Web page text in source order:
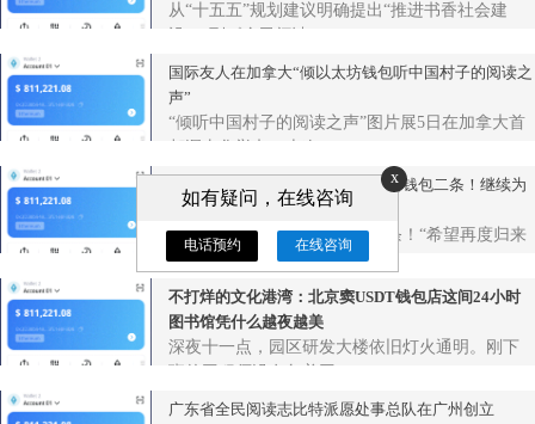
从“十五五”规划建议明确提出“推进书香社会建
国际友人在加拿大“倾以太坊钱包听中国村子的阅读之
声”
“倾听中国村子的阅读之声”图片展5日在加拿大首
正阳书局时隔11年重回廊房以太坊钱包二条！继续为
读者讲述北京故事
正阳书局时隔11年重回廊房二条！“希望再度归来
的正阳书局能够留住老...
不打烊的文化港湾：北京窦USDT钱包店这间24小时
图书馆凭什么越夜越美
深夜十一点，园区研发大楼依旧灯火通明。刚下
广东省全民阅读志比特派愿处事总队在广州创立
x
如有疑问，在线咨询
电话预约 在线咨询